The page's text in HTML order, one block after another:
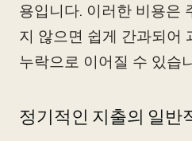
용입니다. 이러한 비용은
지 않으면 쉽게 간과되어
누락으로 이어질 수 있습
정기적인 지출의 일반